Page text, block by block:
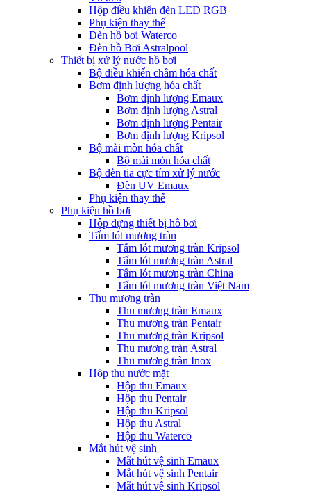
Hộp điều khiển đèn LED RGB
Phụ kiện thay thế
Đèn hồ bơi Waterco
Đèn hồ Bơi Astralpool
Thiết bị xử lý nước hồ bơi
Bộ điều khiển châm hóa chất
Bơm định lượng hóa chất
Bơm định lượng Emaux
Bơm định lượng Astral
Bơm định lượng Pentair
Bơm định lượng Kripsol
Bộ mài mòn hóa chất
Bộ mài mòn hóa chất
Bộ đèn tia cực tím xử lý nước
Đèn UV Emaux
Phụ kiện thay thế
Phụ kiện hồ bơi
Hộp đựng thiết bị hồ bơi
Tấm lót mương tràn
Tấm lót mương tràn Kripsol
Tấm lót mương tràn Astral
Tấm lót mương tràn China
Tấm lót mương tràn Việt Nam
Thu mương tràn
Thu mương tràn Emaux
Thu mương tràn Pentair
Thu mương tràn Kripsol
Thu mương tràn Astral
Thu mương tràn Inox
Hôp thu nước mặt
Hộp thu Emaux
Hộp thu Pentair
Hộp thu Kripsol
Hộp thu Astral
Hộp thu Waterco
Mắt hút vệ sinh
Mắt hút vệ sinh Emaux
Mắt hút vệ sinh Pentair
Mắt hút vệ sinh Kripsol